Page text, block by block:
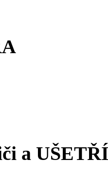
a